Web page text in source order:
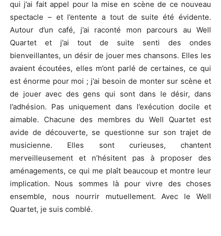
qui j’ai fait appel pour la mise en scène de ce nouveau
spectacle – et l’entente a tout de suite été évidente.
Autour d’un café, j’ai raconté mon parcours au Well
Quartet et j’ai tout de suite senti des ondes
bienveillantes, un désir de jouer mes chansons. Elles les
avaient écoutées, elles m’ont parlé de certaines, ce qui
est énorme pour moi ; j’ai besoin de monter sur scène et
de jouer avec des gens qui sont dans le désir, dans
l’adhésion. Pas uniquement dans l’exécution docile et
aimable. Chacune des membres du Well Quartet est
avide de découverte, se questionne sur son trajet de
musicienne. Elles sont curieuses, chantent
merveilleusement et n’hésitent pas à proposer des
aménagements, ce qui me plaît beaucoup et montre leur
implication. Nous sommes là pour vivre des choses
ensemble, nous nourrir mutuellement. Avec le Well
Quartet, je suis comblé.